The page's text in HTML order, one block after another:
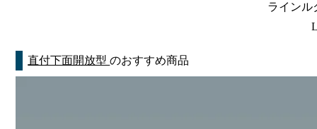
ラインル
直付下面開放型のおすすめ商品